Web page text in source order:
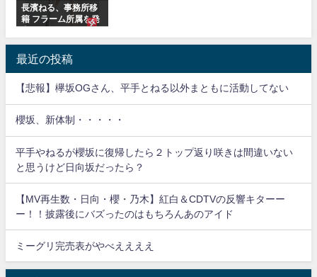
長濱ねる、事務所移
籍 フラーム所属を発
最近の投稿
【悲報】欅坂OGさん、平手とねる以外まともに活動してない
櫻坂、新体制・・・・・
平手やねるが櫻坂に復帰したら２トップ返り咲きは間違いない
と思うけど日向坂だったら？
【MV再生数・日向・櫻・乃木】紅白＆CDTVの反響キターー
ー！！披露後にバズったのはもちろんあのアイド
ミーグリ完売表がやべええええ